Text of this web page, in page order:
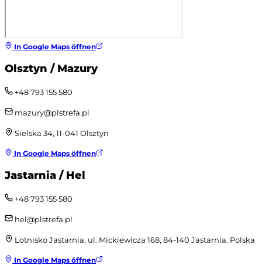
In Google Maps öffnen
Olsztyn / Mazury
+48 793 155 580
mazury@plstrefa.pl
Sielska 34, 11-041 Olsztyn
In Google Maps öffnen
Jastarnia / Hel
+48 793 155 580
hel@plstrefa.pl
Lotnisko Jastarnia, ul. Mickiewicza 168, 84-140 Jastarnia. Polska
In Google Maps öffnen